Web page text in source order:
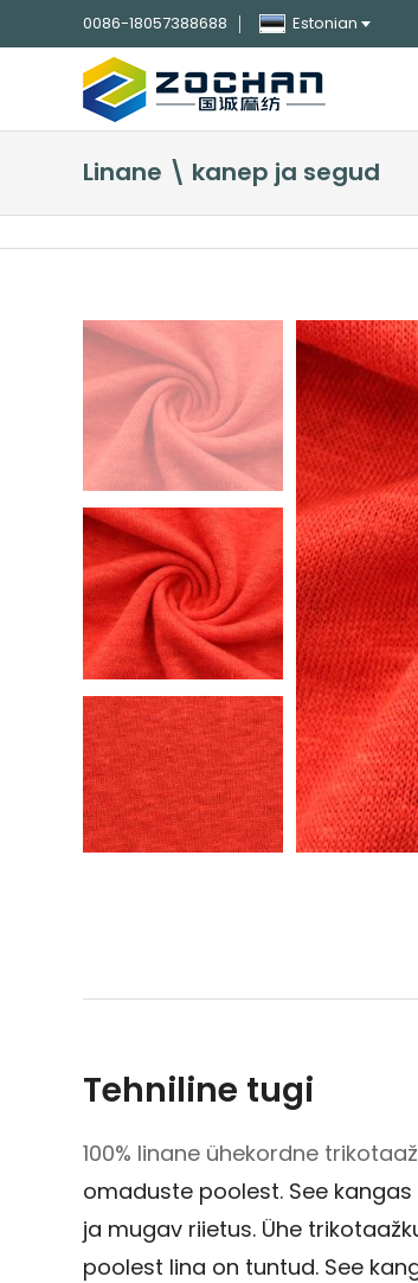
0086-18057388688 Estonian
Linane \ kanep ja segud
Tehniline tugi
100% linane ühekordne trikotaaž
omaduste poolest. See
ja mugav riietus. Ühe
poolest lina on tuntud. See